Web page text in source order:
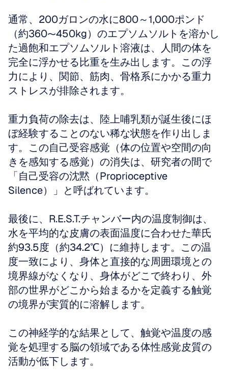
通常、200ガロンの水に800～1,000ポンド
（約360〜450kg）のエプソムソルトを溶かし
た過飽和エプソムソルト溶液は、人間の体を
完全に浮かせる比重を生み出します。この浮
力により、関節、筋肉、骨格系にかかる重力
ストレスが排除されます。
重力負荷の除去は、陸上哺乳類が誕生後にほ
ぼ経験することのない稀な状態を作り出しま
す。この自己受容感覚（体の位置や空間の向
きを感知する感覚）の消失は、研究者の間で
「自己受容の沈黙（Proprioceptive
Silence）」と呼ばれています。
最後に、R.E.S.T.チャンバー内の温度制御は、
水を平均的な皮膚の表面温度に合わせた華氏
約93.5度（約34.2℃）に維持します。この温
度一致により、身体と直接的な周囲環境との
境界線がなくなり、身体がどこで終わり、外
部の世界がどこから始まるかを定義する触覚
の境界が実質的に溶解します。
この神経学的な結果として、触覚や温度の感
覚を処理する脳の領域である体性感覚皮質の
活動が低下します。